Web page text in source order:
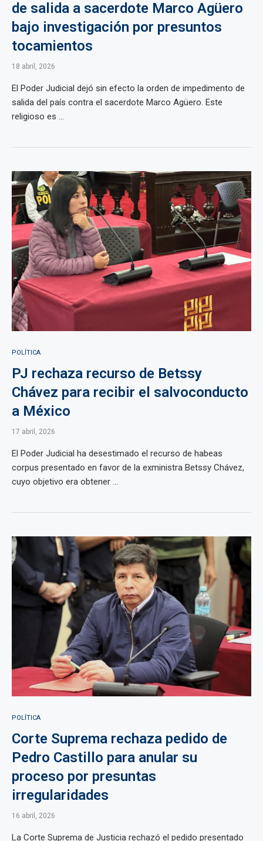
de salida a sacerdote Marco Agüero
bajo investigación por presuntos
tocamientos
18 abril, 2026
El Poder Judicial dejó sin efecto la orden de impedimento de
salida del país contra el sacerdote Marco Agüero. Este
religioso es ...
POLÍTICA
PJ rechaza recurso de Betssy
Chávez para recibir el salvoconducto
a México
17 abril, 2026
El Poder Judicial ha desestimado el recurso de habeas
corpus presentado en favor de la exministra Betssy Chávez,
cuyo objetivo era obtener ...
POLÍTICA
Corte Suprema rechaza pedido de
Pedro Castillo para anular su
proceso por presuntas
irregularidades
16 abril, 2026
La Corte Suprema de Justicia rechazó el pedido presentado